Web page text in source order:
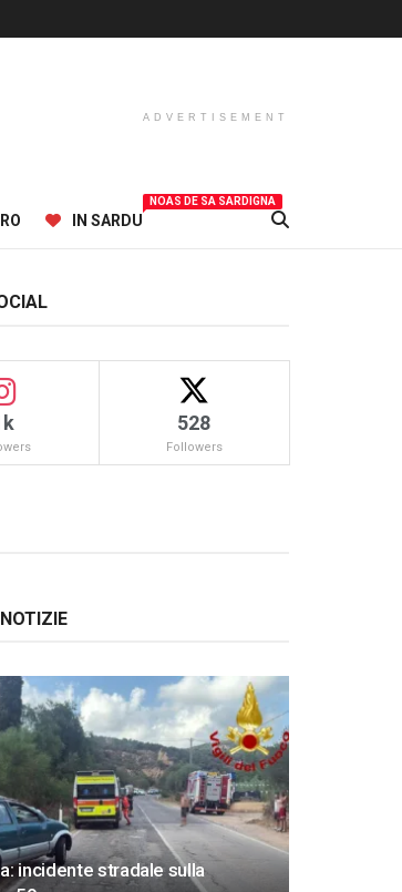
ADVERTISEMENT
IN SARDU
NOAS DE SA SARDIGNA
528
Followers
incidente stradale sulla